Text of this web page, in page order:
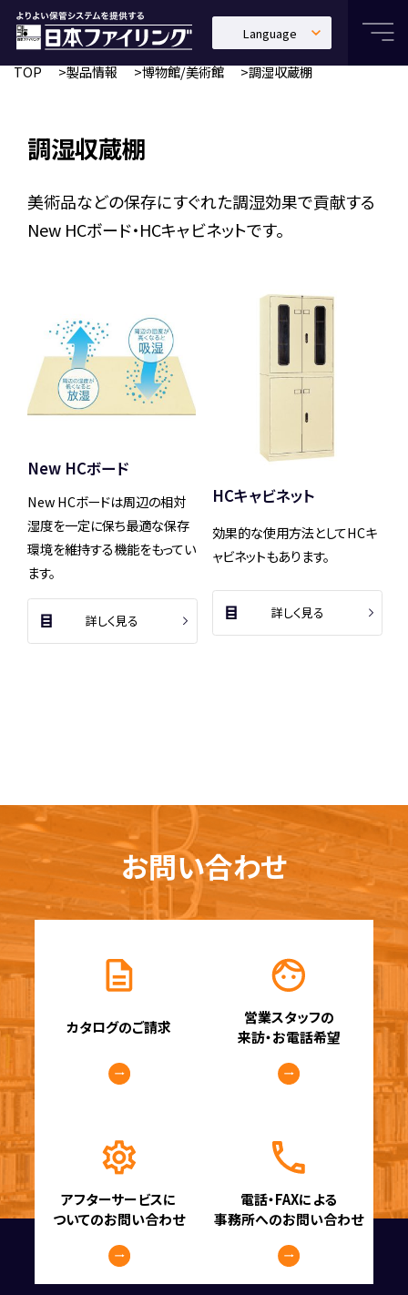
Language
日本語
TOP 製品情報 博物館/美術館 調湿収蔵棚
調湿収蔵棚
美術品などの保存にすぐれた調湿効果で貢献する
New HCボード・HCキャビネットです。
New HCボード
New HCボードは周辺の相対
湿度を一定に保ち最適な保存
環境を維持する機能をもってい
ます。
詳しく見る
HCキャビネット
効果的な使用方法としてHCキ
ャビネットもあります。
詳しく見る
お問い合わせ
カタログのご請求
営業スタッフの
来訪・お電話希望
アフターサービスに
ついてのお問い合わせ
電話・FAXによる
事務所へのお問い合わせ